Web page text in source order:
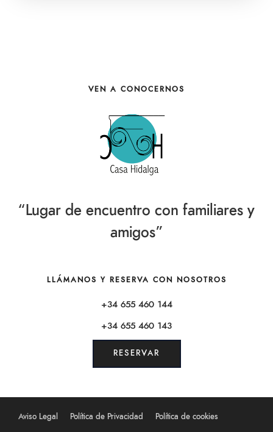
VEN A CONOCERNOS
“Lugar de encuentro con familiares y
amigos”
LLÁMANOS Y RESERVA CON NOSOTROS
+34 655 460 144
+34 655 460 143
RESERVAR
Aviso Legal Política de Privacidad Política de cookies